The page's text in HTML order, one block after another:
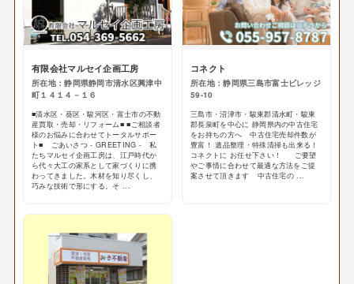
有限会社マルセイ企画工房
所在地：静岡県静岡市清水区興津中
町１４１４－１６
■清水区・葵区・駿河区・富士市の不動
産買取・売却・リフォーム■ ■ご相談者
様のお悩みに合わせてトータルサポー
ト■ ごあいさつ - GREETING - 私
たちマルセイ企画工房は、江戸時代か
ら代々大工の家系として家づくりに携
わってきました。木材を知り尽くし、
巧みな技術で形にする。そ ...
コネクト
所在地：静岡県三島市富士ビレッジ
59-10
三島市・沼津市・駿東郡清水町・駿東
郡長泉町を中心に 静岡県内の中古住宅
をお持ちの方へ 中古住宅売却件数が
豊富！ 遺品整理・特殊清掃も出来る！
コネクトに お任せ下さい！ ご要望
やご事情に合わせて最適な方法をご提
案させて頂きます 中古住宅の ...